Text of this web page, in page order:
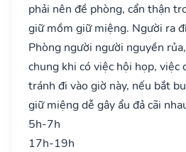
phải nên đề phòng, cẩn thận
giữ mồm giữ miệng. Người ra
Phòng người người nguyền
chung khi có việc hội họp, việc
tránh đi vào giờ này, nếu bắt
giữ miệng dễ gây ẩu đả cãi
5h-7h
17h-19h